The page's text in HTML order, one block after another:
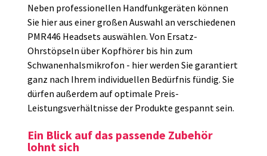
Neben professionellen Handfunkgeräten können
Sie hier aus einer großen Auswahl an verschiedenen
PMR446 Headsets auswählen. Von Ersatz-
Ohrstöpseln über Kopfhörer bis hin zum
Schwanenhalsmikrofon - hier werden Sie garantiert
ganz nach Ihrem individuellen Bedürfnis fündig. Sie
dürfen außerdem auf optimale Preis-
Leistungsverhältnisse der Produkte gespannt sein.
Ein Blick auf das passende Zubehör
lohnt sich